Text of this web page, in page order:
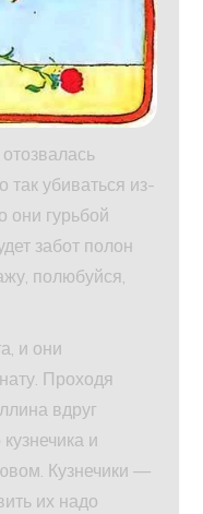
убиваться из-
они гурьбой
забот полон
полюбуйся,
и они
Проходя
вдруг
и
Кузнечики —
их надо